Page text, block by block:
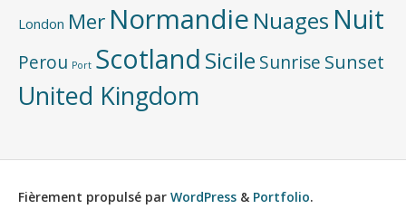
London Mer Normandie Nuages Nuit
Perou Port Scotland Sicile Sunrise Sunset
United Kingdom
Fièrement propulsé par WordPress & Portfolio.